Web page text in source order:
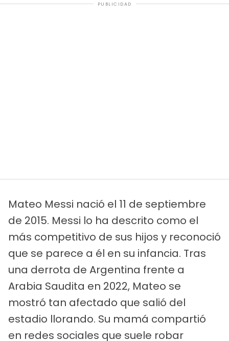
PUBLICIDAD
Mateo Messi nació el 11 de septiembre
de 2015. Messi lo ha descrito como el
más competitivo de sus hijos y reconoció
que se parece a él en su infancia. Tras
una derrota de Argentina frente a
Arabia Saudita en 2022, Mateo se
mostró tan afectado que salió del
estadio llorando. Su mamá compartió
en redes sociales que suele robar